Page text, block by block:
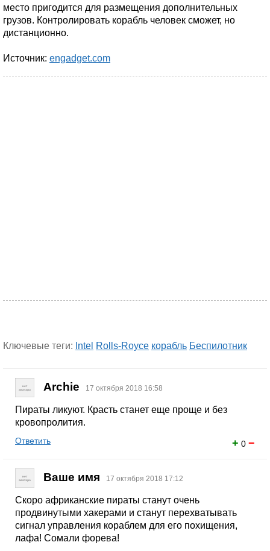
место пригодится для размещения дополнительных
грузов. Контролировать корабль человек сможет, но
дистанционно.
Источник: engadget.com
Ключевые теги: Intel Rolls-Royce корабль Беспилотник
Archie 17 октября 2018 16:58
Пираты ликуют. Красть станет еще проще и без
кровопролития.
+ 0 −
Ответить
Ваше имя 17 октября 2018 17:12
Скоро африканские пираты станут очень
продвинутыми хакерами и станут перехватывать
сигнал управления кораблем для его похищения,
лафа! Сомали форева!